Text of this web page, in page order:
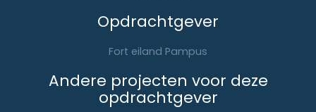
Opdrachtgever
Fort eiland Pampus
Andere projecten voor deze
opdrachtgever